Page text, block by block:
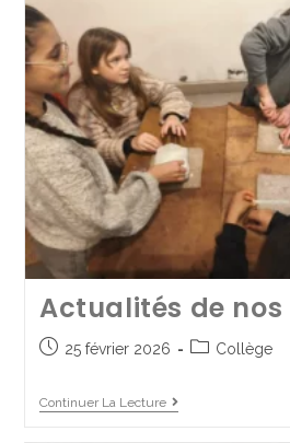
Actualités de nos
25 février 2026 Collège
Continuer La Lecture
Destination